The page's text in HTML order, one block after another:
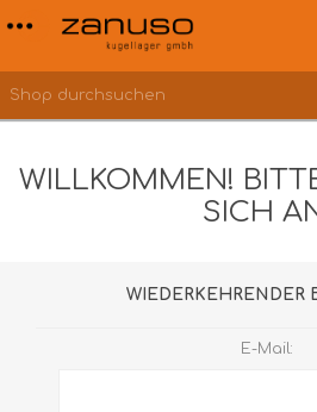
WILLKOMMEN!
SICH
WIEDERKEHRENDER
E-Mail: